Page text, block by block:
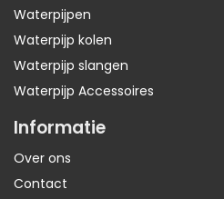
Waterpijpen
Waterpijp kolen
Waterpijp slangen
Waterpijp Accessoires
Informatie
Over ons
Contact